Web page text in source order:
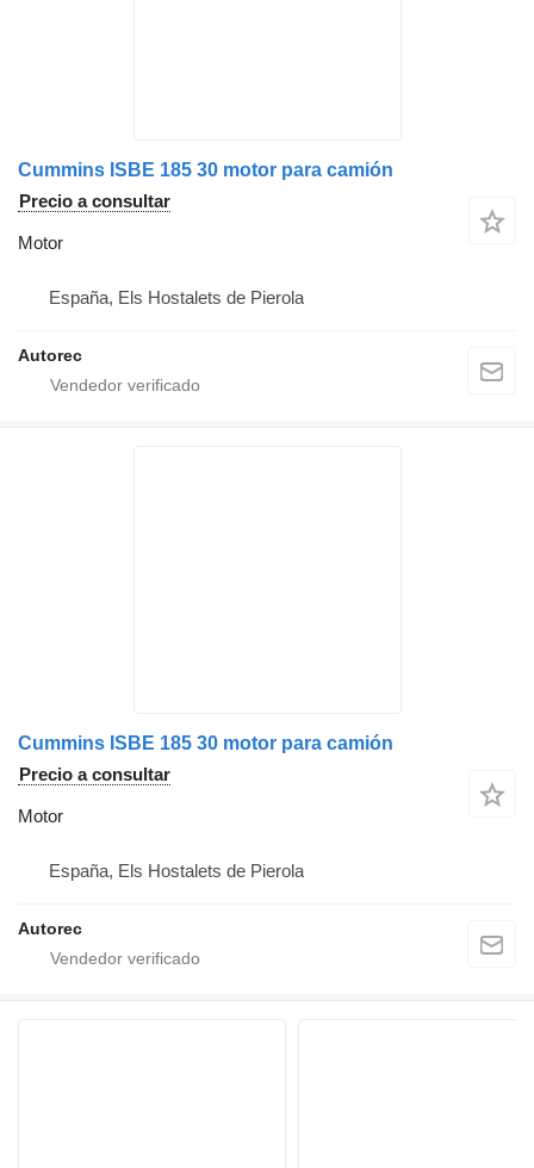
Cummins ISBE 185 30 motor para camión
Precio a consultar
Motor
España, Els Hostalets de Pierola
Autorec
Cummins ISBE 185 30 motor para camión
Precio a consultar
Motor
España, Els Hostalets de Pierola
Autorec